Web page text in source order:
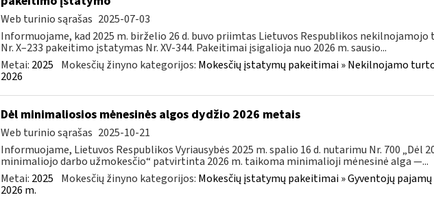
Web turinio sąrašas 2025-07-03
Informuojame, kad 2025 m. birželio 26 d. buvo priimtas Lietuvos Respublikos
Nr. X–233 pakeitimo įstatymas Nr. XV-344. Pakeitimai įsigalioja nuo 2026 m. sausio...
Metai: 2025 Mokesčių žinyno kategorijos: Mokesčių įstatymų pakeitimai » Nekilnojamo
2026
Dėl minimaliosios mėnesinės algos dydžio 2026 metais
Web turinio sąrašas 2025-10-21
Informuojame, Lietuvos Respublikos Vyriausybės 2025 m. spalio 16 d. nutarimu Nr. 700 „Dėl
minimaliojo darbo užmokesčio“ patvirtinta 2026 m. taikoma minimalioji mėnesinė alga —...
Metai: 2025 Mokesčių žinyno kategorijos: Mokesčių įstatymų pakeitimai » Gyventojų
2026 m.